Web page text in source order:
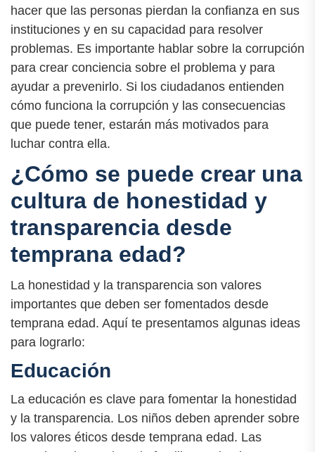
hacer que las personas pierdan la confianza en sus
instituciones y en su capacidad para resolver
problemas. Es importante hablar sobre la corrupción
para crear conciencia sobre el problema y para
ayudar a prevenirlo. Si los ciudadanos entienden
cómo funciona la corrupción y las consecuencias
que puede tener, estarán más motivados para
luchar contra ella.
¿Cómo se puede crear una
cultura de honestidad y
transparencia desde
temprana edad?
La honestidad y la transparencia son valores
importantes que deben ser fomentados desde
temprana edad. Aquí te presentamos algunas ideas
para lograrlo:
Educación
La educación es clave para fomentar la honestidad
y la transparencia. Los niños deben aprender sobre
los valores éticos desde temprana edad. Las